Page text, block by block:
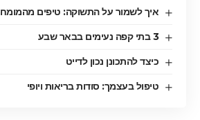
איך לשמור על התשוקה: טיפים
3 בתי קפה נעימים בבאר שבע
כיצד להתכונן נכון לדייט
טיפול בעצמך: סודות בריאות ויופי